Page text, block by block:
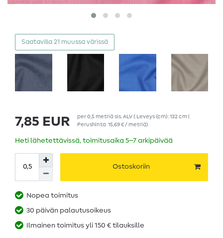
Saatavilla 21 muussa värissä
7,85 EUR per0,5 metriäsis. ALV( Leveys (cm): 132 cm |
Perushinta 15,69 € / metriä)
Heti lähetettävissä, toimitusaika 5–7 arkipäivää
Ostoskoriin
Nopea toimitus
30 päivän palautusoikeus
Ilmainen toimitus yli 150 € tilauksille